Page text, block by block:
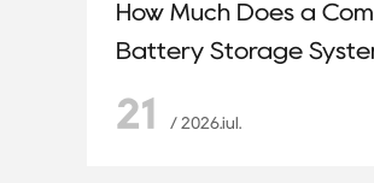
How Much Does a
Battery Storage
21 / 2026.iul.